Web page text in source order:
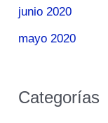
junio 2020
mayo 2020
Categorías